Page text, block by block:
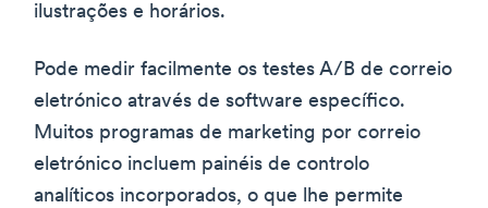
ilustrações e horários.
Pode medir facilmente os testes A/B de correio
eletrónico através de software específico.
Muitos programas de marketing por correio
eletrónico incluem painéis de controlo
analíticos incorporados, o que lhe permite